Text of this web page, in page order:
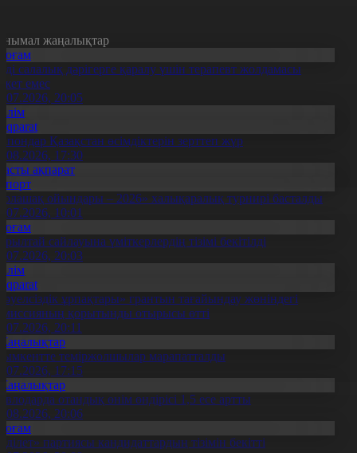
жаңалықтар
салалық дәрігерге қаралу үшін терапевт жолдамасы
емес
20:05
Қазақстан өсімдіктерін зерттеп жүр
17:30
ақпарат
ойындары – 2026» халықаралық турнирі басталды
10:01
сайлауына үміткерлердің тізімі бекітілді
20:03
ұрпақтары» грантын тағайындау жөніндегі
қорытынды отырысы өтті
20:11
теміржолшылар марапатталды
17:15
отандық өнім өндірісі 1,5 есе артты
20:06
партиясы кандидаттардың тізімін бекітті